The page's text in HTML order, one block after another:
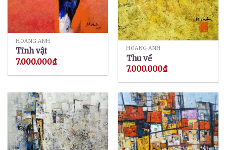
HOÀNG ANH
Tĩnh vật
7.000.000₫
HOÀNG ANH
Thu về
7.000.000₫